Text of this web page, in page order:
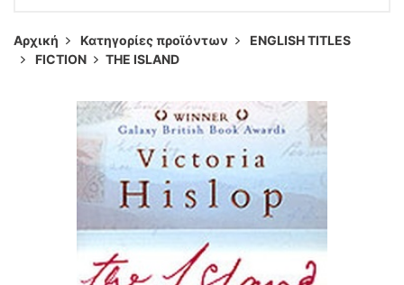
Αρχική Κατηγορίες προϊόντων
ENGLISH TITLES
FICTION
THE ISLAND